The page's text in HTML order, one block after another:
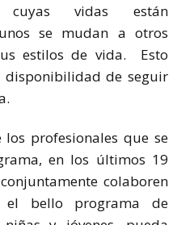
cuyas vidas están
se mudan a otros
estilos de vida. Esto
de seguir
profesionales que se
en los últimos 19
colaboren
el bello programa de